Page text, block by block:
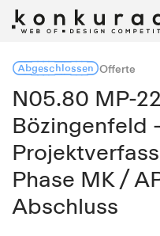
AbgeschlossenOfferte
N05.80 MP-
Bözingenfeld
Phase MK /
Abschluss